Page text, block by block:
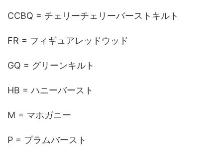
CCBQ = チェリーチェリーバーストキルト
FR = フィギュアレッドウッド
GQ = グリーンキルト
HB = ハニーバースト
M = マホガニー
P = プラムバースト